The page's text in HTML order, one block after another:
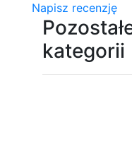
Napisz recenzję
kategorii